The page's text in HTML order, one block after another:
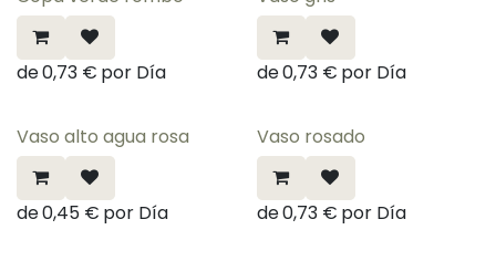
de0,73 € por Día de0,73€ por Día
Vaso alto agua rosa
de0,45 € por Día
Vaso rosado
de0,73€ por Día